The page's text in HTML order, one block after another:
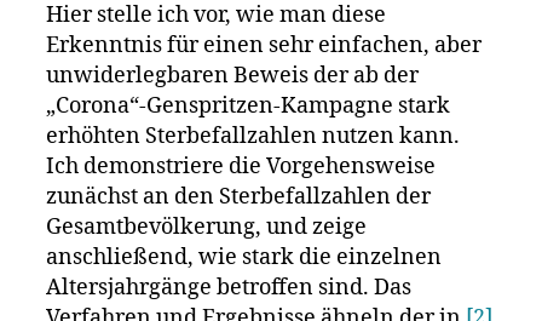
Hier stelle ich vor, wie man diese
Erkenntnis für einen sehr einfachen, aber
unwiderlegbaren Beweis der ab der
„Corona“-Genspritzen-Kampagne stark
erhöhten Sterbefallzahlen nutzen kann.
Ich demonstriere die Vorgehensweise
zunächst an den Sterbefallzahlen der
Gesamtbevölkerung, und zeige
anschließend, wie stark die einzelnen
Altersjahrgänge betroffen sind. Das